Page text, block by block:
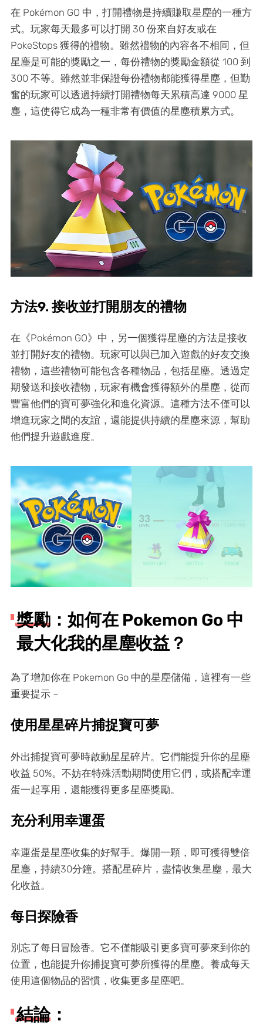
在 Pokémon GO 中，打開禮物是持續賺取星塵的一種方
式。玩家每天最多可以打開 30 份來自好友或在
PokeStops 獲得的禮物。雖然禮物的內容各不相同，但
星塵是可能的獎勵之一，每份禮物的獎勵金額從 100 到
300 不等。雖然並非保證每份禮物都能獲得星塵，但勤
奮的玩家可以透過持續打開禮物每天累積高達 9000 星
塵，這使得它成為一種非常有價值的星塵積累方式。
方法9. 接收並打開朋友的禮物
在《Pokémon GO》中，另一個獲得星塵的方法是接收
並打開好友的禮物。玩家可以與已加入遊戲的好友交換
禮物，這些禮物可能包含各種物品，包括星塵。透過定
期發送和接收禮物，玩家有機會獲得額外的星塵，從而
豐富他們的寶可夢強化和進化資源。這種方法不僅可以
增進玩家之間的友誼，還能提供持續的星塵來源，幫助
他們提升遊戲進度。
獎勵：如何在 Pokemon Go 中
最大化我的星塵收益？
為了增加你在 Pokemon Go 中的星塵儲備，這裡有一些
重要提示 –
使用星星碎片捕捉寶可夢
外出捕捉寶可夢時啟動星星碎片。它們能提升你的星塵
收益 50%。不妨在特殊活動期間使用它們，或搭配幸運
蛋一起享用，還能獲得更多星塵獎勵。
充分利用幸運蛋
幸運蛋是星塵收集的好幫手。爆開一顆，即可獲得雙倍
星塵，持續30分鐘。搭配星碎片，盡情收集星塵，最大
化收益。
每日探險香
別忘了每日冒險香。它不僅能吸引更多寶可夢來到你的
位置，也能提升你捕捉寶可夢所獲得的星塵。養成每天
使用這個物品的習慣，收集更多星塵吧。
結論：